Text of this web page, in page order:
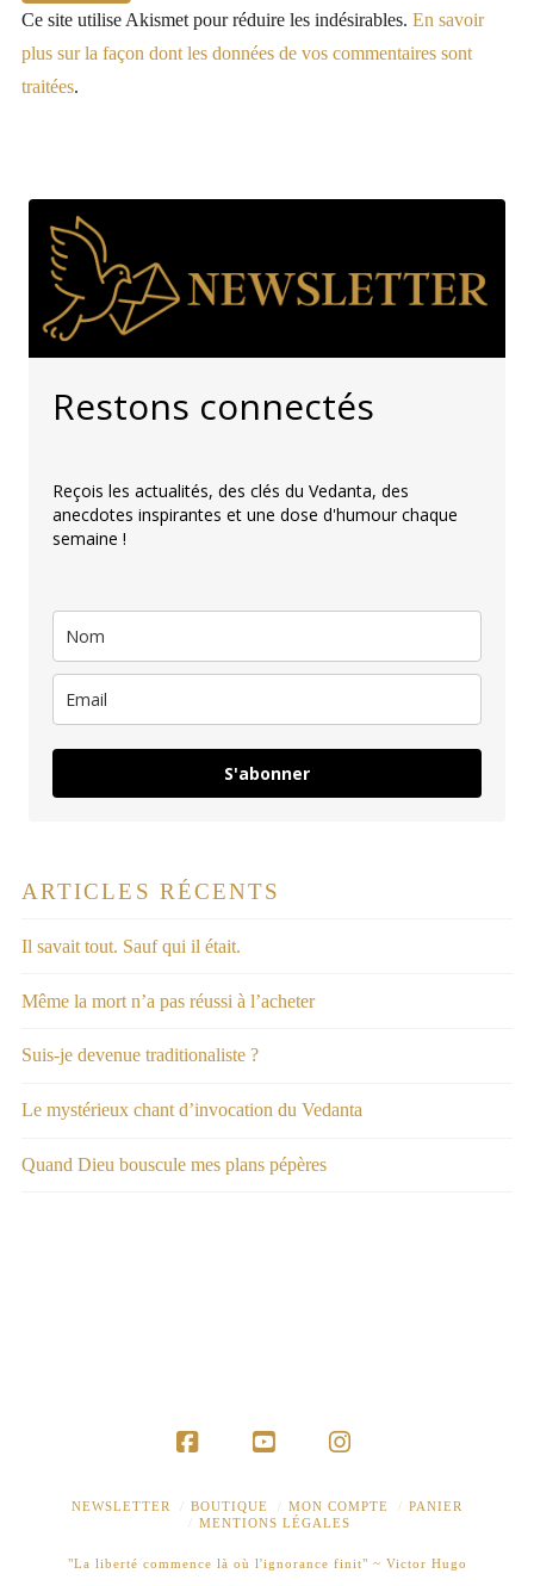
Ce site utilise Akismet pour réduire les indésirables. En savoir
plus sur la façon dont les données de vos commentaires sont
traitées.
Restons connectés
Reçois les actualités, des clés du Vedanta, des
anecdotes inspirantes et une dose d'humour chaque
semaine !
S'abonner
ARTICLES RÉCENTS
Il savait tout. Sauf qui il était.
Même la mort n’a pas réussi à l’acheter
Suis-je devenue traditionaliste ?
Le mystérieux chant d’invocation du Vedanta
Quand Dieu bouscule mes plans pépères
FacebookYouTubeInstagram
NEWSLETTER BOUTIQUE MON COMPTE
PANIER
MENTIONS LÉGALES
"La liberté commence là où l'ignorance finit" ~ Victor Hugo